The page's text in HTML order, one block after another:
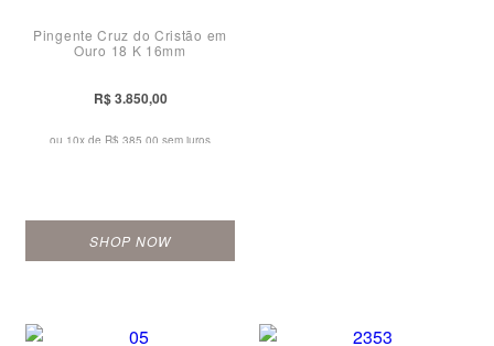
Pingente Cruz do Cristão em
Ouro 18 K 16mm
R$ 3.850,00
ou 10x de R$ 385,00 sem juros
SHOP NOW